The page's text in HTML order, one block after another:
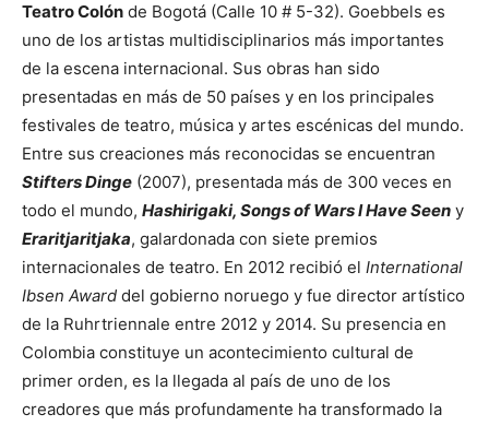
Teatro Colón de Bogotá (Calle 10 # 5-32). Goebbels es
uno de los artistas multidisciplinarios más importantes
de la escena internacional. Sus obras han sido
presentadas en más de 50 países y en los principales
festivales de teatro, música y artes escénicas del mundo.
Entre sus creaciones más reconocidas se encuentran
Stifters Dinge (2007), presentada más de 300 veces en
todo el mundo, Hashirigaki, Songs of Wars I Have Seen y
Eraritjaritjaka, galardonada con siete premios
internacionales de teatro. En 2012 recibió el International
Ibsen Award del gobierno noruego y fue director artístico
de la Ruhrtriennale entre 2012 y 2014. Su presencia en
Colombia constituye un acontecimiento cultural de
primer orden, es la llegada al país de uno de los
creadores que más profundamente ha transformado la